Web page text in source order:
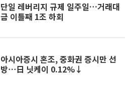
단일 레버리지 규제 일주일…거래대
금 이틀째 1조 하회
아시아증시 혼조, 중화권 증시만 선
방⋯日 닛케이 0.12%↓